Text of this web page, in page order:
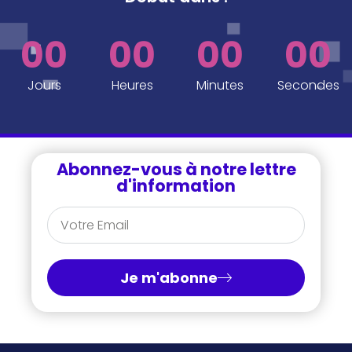
00
Jours
00
Heures
00
Minutes
00
Secondes
Abonnez-vous à notre lettre
d'information
Je m'abonne